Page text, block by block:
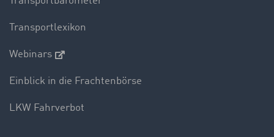
Transportlexikon
Webinars
Einblick in die Frachtenbörse
LKW Fahrverbot